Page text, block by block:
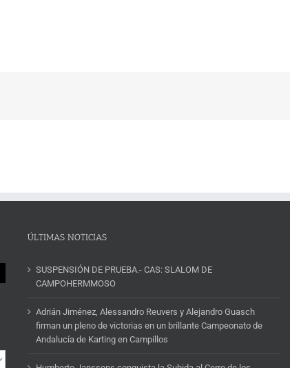
ÚLTIMAS NOTICIAS
SUSPENSIÓN DE PRUEBA.- CAS: SLALOM DE
CAMPOHERMMOSO
Adrián Jiménez, Alessandro Reuvers y Alejandro Guasch
firman un pleno de victorias en un brillante Campeonato de
Andalucía de Karting en Campillos